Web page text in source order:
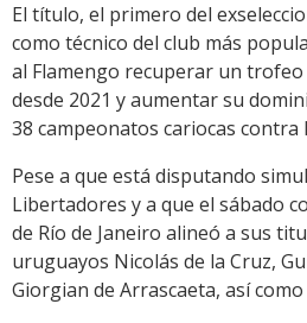
El título, el primero del
como técnico del club más
al Flamengo recuperar un trofeo
desde 2021 y aumentar su
38 campeonatos cariocas contra
Pese a que está disputando
Libertadores y a que el sábado
de Río de Janeiro alineó a sus
uruguayos Nicolás de la Cruz,
Giorgian de Arrascaeta, así